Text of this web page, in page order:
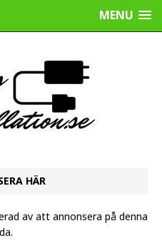
MENU
HÄR
av att annonsera på denna